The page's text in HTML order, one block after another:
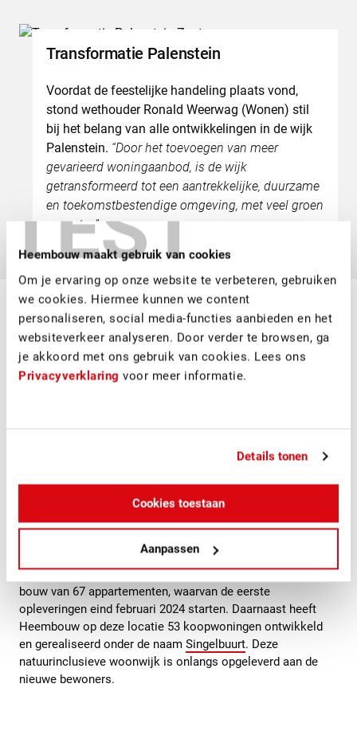
TEST
Heembouw maakt gebruik van cookies
Om je ervaring op onze website te verbeteren, gebruiken
we cookies. Hiermee kunnen we content
personaliseren, social media-functies aanbieden en het
websiteverkeer analyseren. Door verder te browsen, ga
je akkoord met ons gebruik van cookies. Lees ons
Privacyverklaring voor meer informatie.
Details tonen
Cookies toestaan
Aanpassen
Transformatie Palenstein
Voordat de feestelijke handeling plaats vond,
stond wethouder Ronald Weerwag (Wonen) stil
bij het belang van alle ontwikkelingen in de wijk
Palenstein. “Door het toevoegen van meer
gevarieerd woningaanbod, is de wijk
getransformeerd tot een aantrekkelijke, duurzame
en toekomstbestendige omgeving, met veel groen
en water.”.
Planning
Nade ondertekeningvan de realisatieovereenkomst in juli
Medio het derde kwartaal van 2025 zal naar verwachting het
Vervolg samenwerking
Dit project is een vervolg op een lopend project voor
Vidomes in dezelfde wijk. Daar is Heembouw bezig met de
bouw van 67 appartementen, waarvan de eerste
opleveringen eind februari 2024 starten. Daarnaast heeft
Heembouw op deze locatie 53 koopwoningen ontwikkeld
en gerealiseerd onder de naam Singelbuurt. Deze
natuurinclusieve woonwijk is onlangs opgeleverd aan de
nieuwe bewoners.